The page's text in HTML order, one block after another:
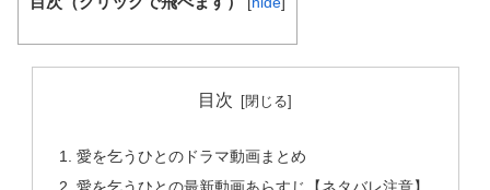
目次
愛を乞うひとのドラマ動画まとめ